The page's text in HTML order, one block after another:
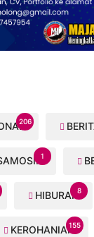
206
1
HIBURAN8
KEROHANIAN155